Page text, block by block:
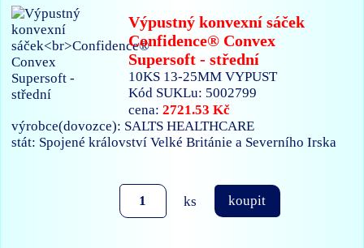
Výpustný konvexní sáček
Confidence® Convex
Supersoft - střední
10KS 13-25MM VYPUST
Kód SUKLu: 5002799
cena: 2721.53 Kč
výrobce(dovozce): SALTS HEALTHCARE
stát: Spojené království Velké Británie a Severního Irska
ks koupit